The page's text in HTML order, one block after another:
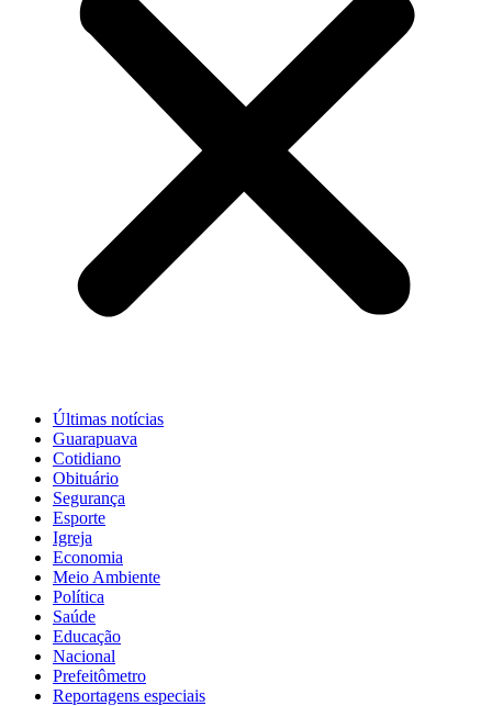
Últimas notícias
Guarapuava
Cotidiano
Obituário
Segurança
Esporte
Igreja
Economia
Meio Ambiente
Política
Saúde
Educação
Nacional
Prefeitômetro
Reportagens especiais